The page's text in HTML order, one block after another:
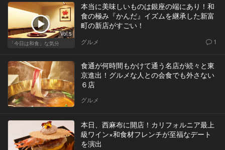
Vol.5
「今日は和食」な気分
本当に美味しいものは銀座の端にあり！和
食の極み『かんだ』イズムを継承した新富
町の新店がすごい！
グルメ 1
食通が何時間もかけて通う名店が続々と東
京進出！グルメな人との会食でも外さない
６店
グルメ
本日、西麻布に開店！カリフォルニア最上
級ワイン×和食材フレンチが至福なデート
を演出